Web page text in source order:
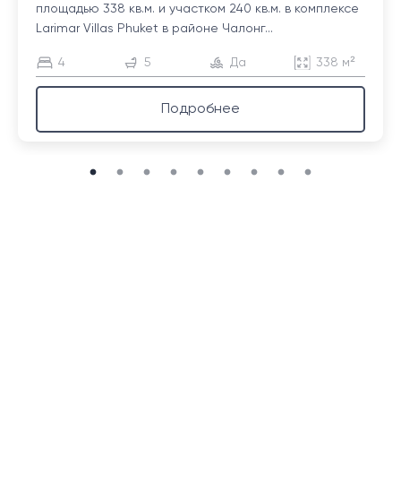
площадью 338 кв.м. и участком 240 кв.м. в комплексе
Larimar Villas Phuket в районе Чалонг...
4 5 Да 338 м²
Подробнее